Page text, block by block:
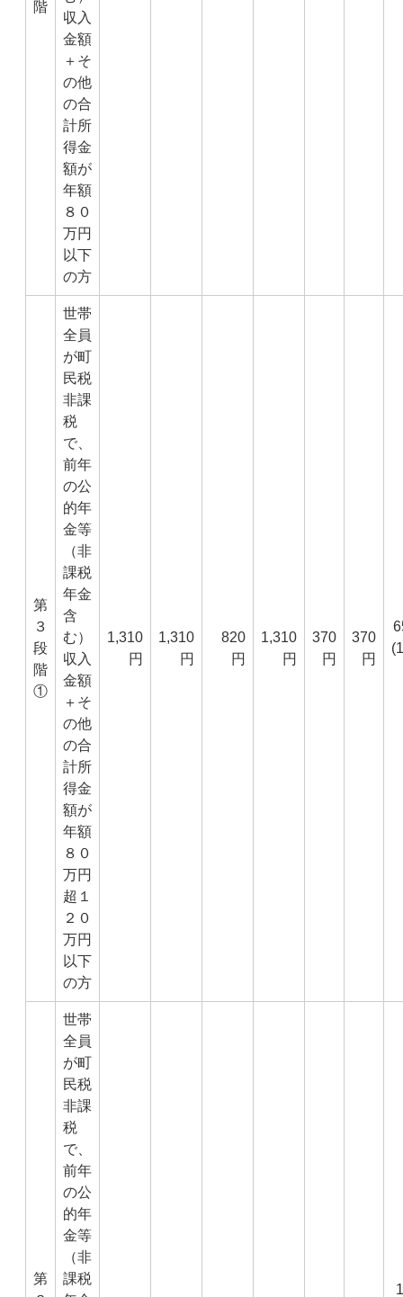
階
収入
金額
＋そ
の他
の合
計所
得金
額が
年額
８０
万円
以下
の方
第
３
段
階
①
世帯
全員
が町
民税
非課
税
で、
前年
の公
的年
金等
（非
課税
年金
含
む）
収入
金額
＋そ
の他
の合
計所
得金
額が
年額
８０
万円
超１
２０
万円
以下
の方
1,310
円
1,310
円
820
円
1,310
円
370
円
370
円
第
世帯
全員
が町
民税
非課
税
で、
前年
の公
的年
金等
（非
課税